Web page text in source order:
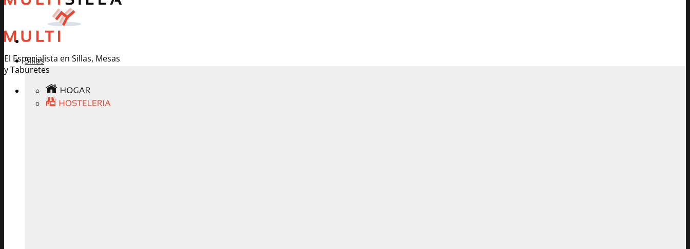
El Especialista en Sillas, Mesas
y Taburetes
Sillas